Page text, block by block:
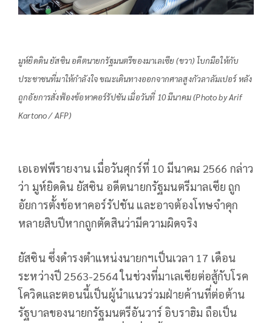
มูห์ยิดดิน ยัสซิน อดีตนายกรัฐมนตรีของมาเลเซีย (ขวา) โบกมือให้กับ
ประชาชนที่มาให้กำลังใจ ขณะเดินทางออกจากศาลสูงกัวลาลัมเปอร์ หลัง
ถูกอัยการสั่งฟ้องข้อหาคอร์รัปชัน เมื่อวันที่ 10 มีนาคม (Photo by Arif
Kartono / AFP)
เอเอฟพีรายงาน เมื่อวันศุกร์ที่ 10 มีนาคม 2566 กล่าว
ว่า มูห์ยิดดิน ยัสซิน อดีตนายกรัฐมนตรีมาลเซีย ถูก
อัยการตั้งข้อหาคอร์รัปชัน และอาจต้องโทษจำคุก
หลายสิบปีหากถูกตัดสินว่ามีความผิดจริง
ยัสซิน ซึ่งดำรงตำแหน่งนายกฯเป็นเวลา 17 เดือน
ระหว่างปี 2563-2564 ในช่วงที่มาเลเซียต่อสู้กับโรค
โควิดและตอนนี้เป็นผู้นำแนวร่วมฝ่ายค้านที่ต่อต้าน
รัฐบาลของนายกรัฐมนตรีอันวาร์ อิบราฮิม ถือเป็น